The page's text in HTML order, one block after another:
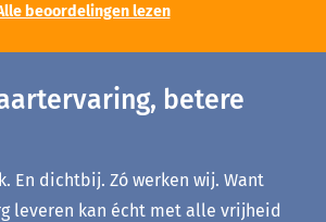
beoordelingen lezen
betere
En dichtbij. Zó werken wij. Want
leveren kan écht met alle vrijheid